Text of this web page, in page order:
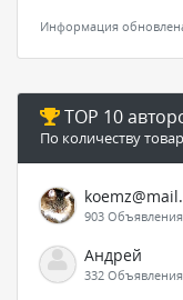
Информация
TOP 10
По количеству
903 Объявления
Андрей
332 Объявления